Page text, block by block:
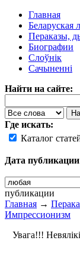
Главная
Беларуская
Пераказы,
Биографии
Слоўнік
Сачыненні
Найти на сайте:
Где искать:
Каталог
Дата
публикации
Главная →
Импрессионизм
Увага!!!